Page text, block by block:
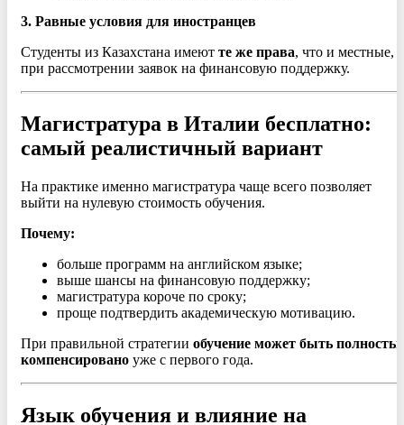
3. Равные условия для иностранцев
Студенты из Казахстана имеют те же права, что и местные,
при рассмотрении заявок на финансовую поддержку.
Магистратура в Италии бесплатно:
самый реалистичный вариант
На практике именно магистратура чаще всего позволяет
выйти на нулевую стоимость обучения.
Почему:
больше программ на английском языке;
выше шансы на финансовую поддержку;
магистратура короче по сроку;
проще подтвердить академическую мотивацию.
При правильной стратегии обучение может быть
компенсировано уже с первого года.
Язык обучения и влияние на